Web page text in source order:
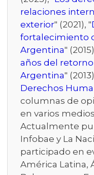
relaciones
exterior" (2021), "
fortalecimiento
Argentina"
años del
Argentina"
Derechos
columnas de
en varios
Actualmente
Infobae y La
participado en
América Latina,